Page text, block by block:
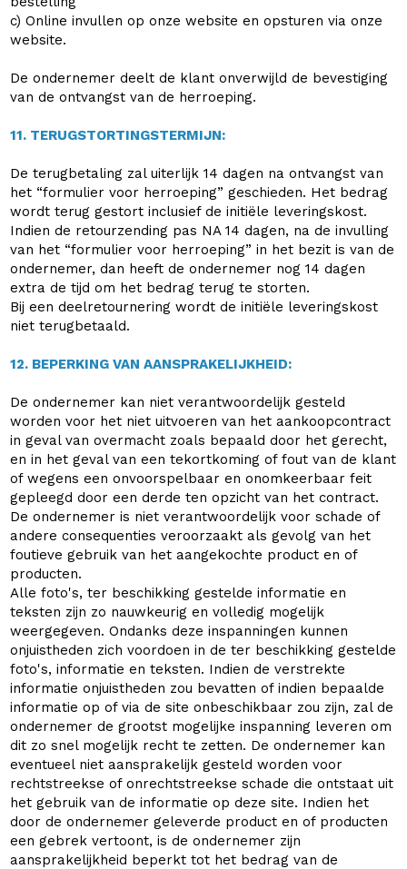
c) Online invullen op onze website en opsturen via onze
website.
De ondernemer deelt de klant onverwijld de bevestiging
van de ontvangst van de herroeping.
11. TERUGSTORTINGSTERMIJN:
De terugbetaling zal uiterlijk 14 dagen na ontvangst van
het “formulier voor herroeping” geschieden. Het bedrag
wordt terug gestort inclusief de initiële leveringskost.
Indien de retourzending pas NA 14 dagen, na de invulling
van het “formulier voor herroeping” in het bezit is van de
ondernemer, dan heeft de ondernemer nog 14 dagen
extra de tijd om het bedrag terug te storten.
Bij een deelretournering wordt de initiële leveringskost
niet terugbetaald.
12. BEPERKING VAN AANSPRAKELIJKHEID:
De ondernemer kan niet verantwoordelijk gesteld
worden voor het niet uitvoeren van het aankoopcontract
in geval van overmacht zoals bepaald door het gerecht,
en in het geval van een tekortkoming of fout van de klant
of wegens een onvoorspelbaar en onomkeerbaar feit
gepleegd door een derde ten opzicht van het contract.
De ondernemer is niet verantwoordelijk voor schade of
andere consequenties veroorzaakt als gevolg van het
foutieve gebruik van het aangekochte product en of
producten.
Alle foto's, ter beschikking gestelde informatie en
teksten zijn zo nauwkeurig en volledig mogelijk
weergegeven. Ondanks deze inspanningen kunnen
onjuistheden zich voordoen in de ter beschikking gestelde
foto's, informatie en teksten. Indien de verstrekte
informatie onjuistheden zou bevatten of indien bepaalde
informatie op of via de site onbeschikbaar zou zijn, zal de
ondernemer de grootst mogelijke inspanning leveren om
dit zo snel mogelijk recht te zetten. De ondernemer kan
eventueel niet aansprakelijk gesteld worden voor
rechtstreekse of onrechtstreekse schade die ontstaat uit
het gebruik van de informatie op deze site. Indien het
door de ondernemer geleverde product en of producten
een gebrek vertoont, is de ondernemer zijn
aansprakelijkheid beperkt tot het bedrag van de